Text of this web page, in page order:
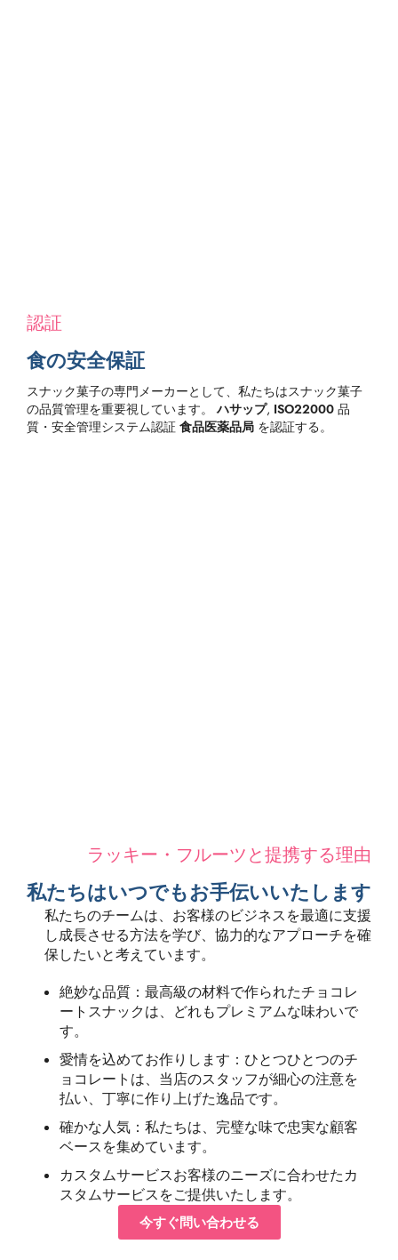
認証
食の安全保証
スナック菓子の専門メーカーとして、私たちはスナック菓子
の品質管理を重要視しています。ハサップ, ISO22000 品
質・安全管理システム認証 食品医薬品局 を認証する。
ラッキー・フルーツと提携する理由
私たちはいつでもお手伝いいたします
私たちのチームは、お客様のビジネスを最適に支援
し成長させる方法を学び、協力的なアプローチを確
保したいと考えています。
絶妙な品質：最高級の材料で作られたチョコレ
ートスナックは、どれもプレミアムな味わいで
す。
愛情を込めてお作りします：ひとつひとつのチ
ョコレートは、当店のスタッフが細心の注意を
払い、丁寧に作り上げた逸品です。
確かな人気：私たちは、完璧な味で忠実な顧客
ベースを集めています。
カスタムサービスお客様のニーズに合わせたカ
スタムサービスをご提供いたします。
今すぐ問い合わせる